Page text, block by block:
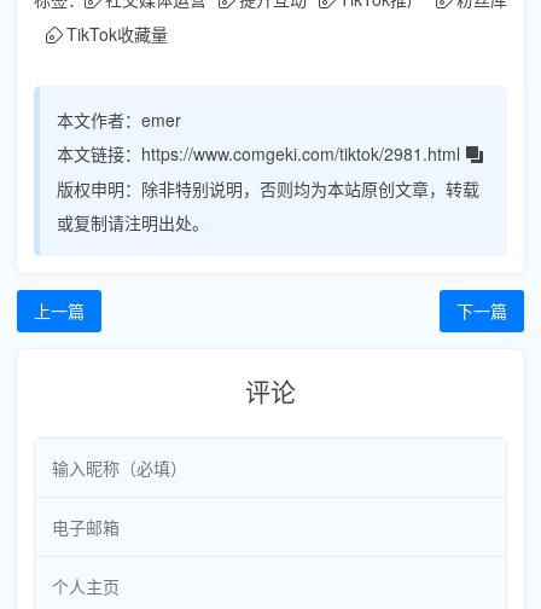
TikTok收藏量
本文作者： emer
本文链接： https://www.comgeki.com/tiktok/2981.html
版权申明： 除非特别说明，否则均为本站原创文章，转载
或复制请注明出处。
上一篇 下一篇
评论